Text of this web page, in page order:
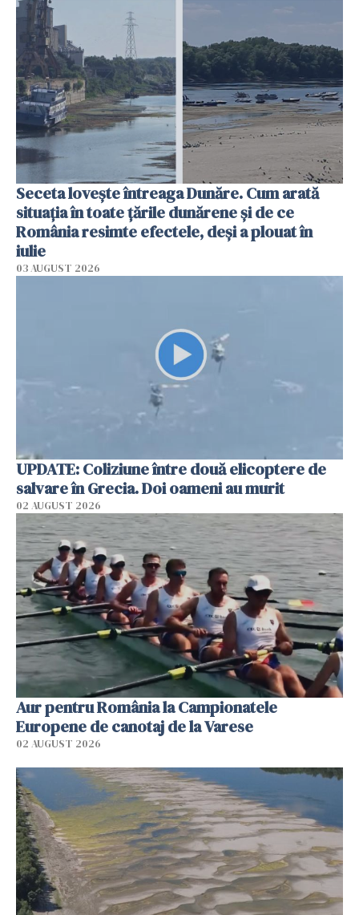
Seceta lovește întreaga Dunăre. Cum arată
situația în toate țările dunărene și de ce
România resimte efectele, deși a plouat în
iulie
03 AUGUST 2026
UPDATE: Coliziune între două elicoptere de
salvare în Grecia. Doi oameni au murit
02 AUGUST 2026
Aur pentru România la Campionatele
Europene de canotaj de la Varese
02 AUGUST 2026